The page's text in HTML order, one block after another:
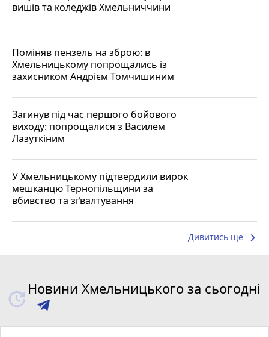
вишів та коледжів Хмельниччини
Поміняв пензель на зброю: в
Хмельницькому попрощались із
захисником Андрієм Томчишиним
Загинув під час першого бойового
виходу: попрощалися з Василем
Лазуткіним
У Хмельницькому підтвердили вирок
мешканцю Тернопільщини за
вбивство та зґвалтування
Дивитись ще keyboard_arrow_right
Новини Хмельницького за сьогодні